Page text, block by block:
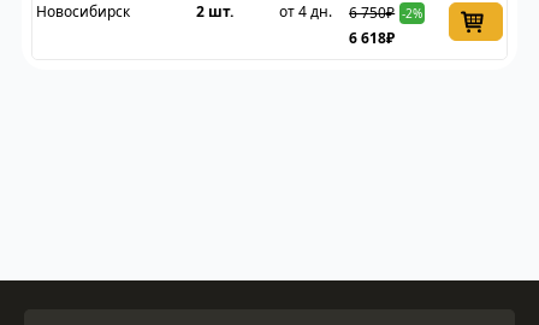
Новосибирск
2 шт. от 4 дн. 6 750₽ -2%
6 618₽